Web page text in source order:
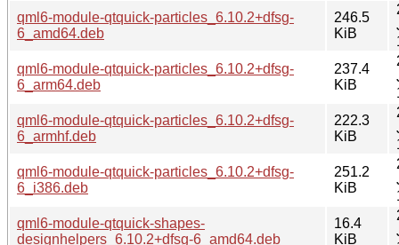
qml6-module-qtquick-particles_6.10.2+dfsg-
6_amd64.deb
246.5
KiB
qml6-module-qtquick-particles_6.10.2+dfsg-
6_arm64.deb
237.4
KiB
qml6-module-qtquick-particles_6.10.2+dfsg-
6_armhf.deb
222.3
KiB
qml6-module-qtquick-particles_6.10.2+dfsg-
6_i386.deb
251.2
KiB
qml6-module-qtquick-shapes-
designhelpers_6.10.2+dfsg-6_amd64.deb
16.4
KiB